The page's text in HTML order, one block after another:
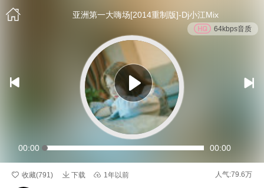
 亚洲第一大嗨场[2014重制版]-Dj小江Mix
64kbps音质
 
00:00 00:00
 收藏(791)  下载  1年以前 人气:79.6万